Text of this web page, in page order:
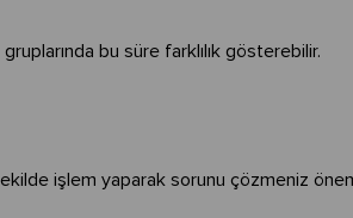
bu süre farklılık gösterebilir.
işlem yaparak sorunu çözmeniz